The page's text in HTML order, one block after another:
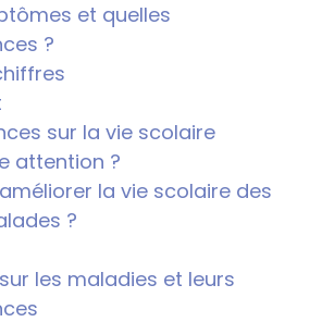
doit être adaptée par
le respect de l’individu en
et adulte, et prendre en
d’une même
selon chaque
d’informations sur un site
personne de ses
professionnelles, civiles
personnes qui
et quelles
?
sur la vie scolaire
attention ?
la vie scolaire des
?
les maladies et leurs